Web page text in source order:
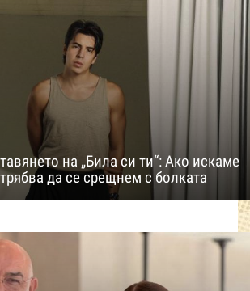
на „Била си ти“: Ако искаме
да се срещнем с болката